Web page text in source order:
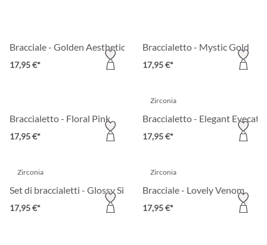
Bracciale - Golden Aesthetic
17,95 €*
Braccialetto - Mystic Gold
17,95 €*
Braccialetto - Floral Pink
17,95 €*
Zirconia
Braccialetto - Elegant
17,95 €*
Zirconia
Set di braccialetti - Glossy Silver
17,95 €*
Zirconia
Bracciale - Lovely Venom
17,95 €*